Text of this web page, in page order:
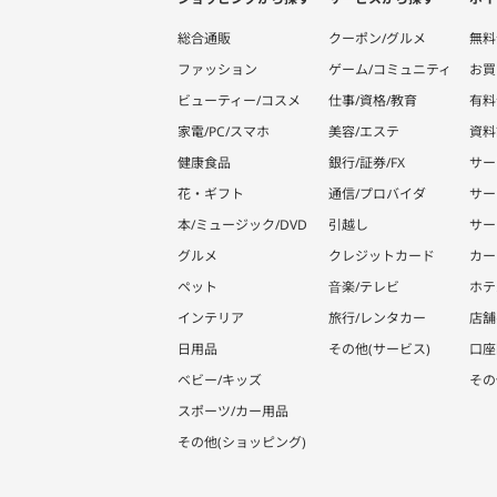
総合通販
ファッション
ビューティー/コスメ
家電/PC/スマホ
健康食品
花・ギフト
本/ミュージック/DVD
グルメ
ペット
インテリア
日用品
ベビー/キッズ
スポーツ/カー用品
その他(ショッピング)
クーポン/グルメ
ゲーム/コミュニティ
仕事/資格/教育
美容/エステ
銀行/証券/FX
通信/プロバイダ
引越し
クレジットカード
音楽/テレビ
旅行/レンタカー
その他(サービス)
無
お
有
資
サ
サ
サ
カ
ホ
店
口
そ